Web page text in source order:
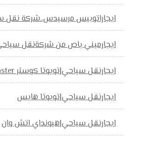
ايجاراتوبيس مرسيدس..شركة نقل
ايجارميني باص من شركةنقل
ايجارنقل سياحي|تويوتا كوستر ToyotaCoaster
ايجارنقل سياحي|تويوتا هايس
ايجارنقل سياحي|هيونداي اتش وان